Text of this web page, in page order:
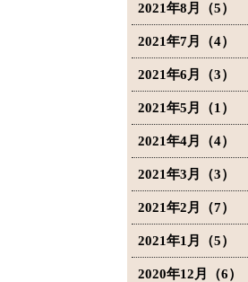
2021年8月（5）
2021年7月（4）
2021年6月（3）
2021年5月（1）
2021年4月（4）
2021年3月（3）
2021年2月（7）
2021年1月（5）
2020年12月（6）